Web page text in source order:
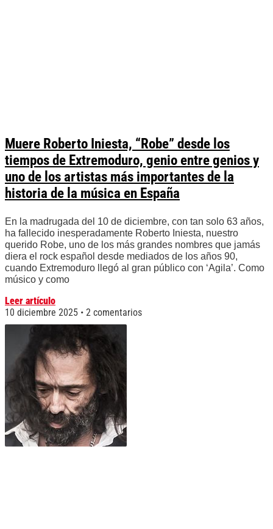
Muere Roberto Iniesta, “Robe” desde los
tiempos de Extremoduro, genio entre genios y
uno de los artistas más importantes de la
historia de la música en España
En la madrugada del 10 de diciembre, con tan solo 63 años,
ha fallecido inesperadamente Roberto Iniesta, nuestro
querido Robe, uno de los más grandes nombres que jamás
diera el rock español desde mediados de los años 90,
cuando Extremoduro llegó al gran público con ‘Agila’. Como
músico y como
Leer artículo
10 diciembre 2025
2 comentarios